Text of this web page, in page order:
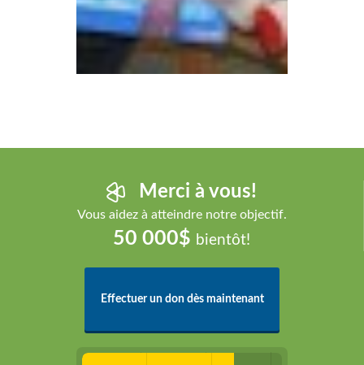
Merci à vous!
Vous aidez à atteindre notre objectif.
50 000$ bientôt!
Effectuer un don dès maintenant